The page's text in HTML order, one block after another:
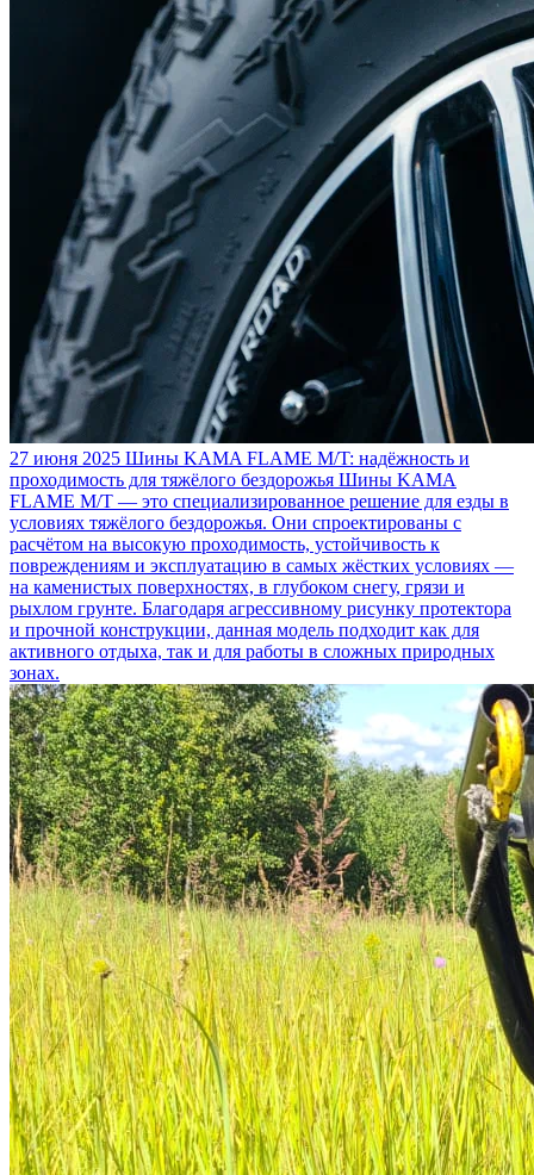
27 июня 2025 Шины KAMA FLAME M/T: надёжность и
проходимость для тяжёлого бездорожья Шины KAMA
FLAME M/T — это специализированное решение для езды в
условиях тяжёлого бездорожья. Они спроектированы с
расчётом на высокую проходимость, устойчивость к
повреждениям и эксплуатацию в самых жёстких условиях —
на каменистых поверхностях, в глубоком снегу, грязи и
рыхлом грунте. Благодаря агрессивному рисунку протектора
и прочной конструкции, данная модель подходит как для
активного отдыха, так и для работы в сложных природных
зонах.